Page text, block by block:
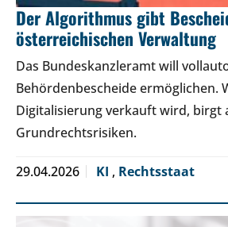
Der Algorithmus gibt
österreichischen Verwaltung
Das Bundeskanzleramt will
Behördenbescheide ermöglichen.
Digitalisierung verkauft wird, birgt
Grundrechtsrisiken.
29.04.2026 KI , Rechtsstaat